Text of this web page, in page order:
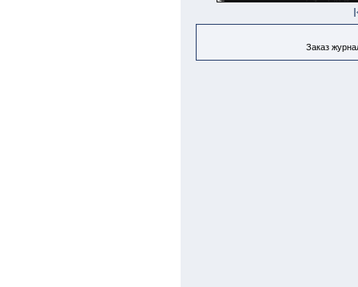
Заказ